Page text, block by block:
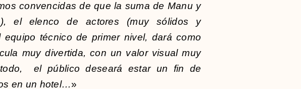
convencidas de que la suma de Manu y
el elenco de actores (muy sólidos y
equipo técnico de primer nivel, dará como
muy divertida, con un valor visual muy
el público deseará estar un fin de
en un hotel…»